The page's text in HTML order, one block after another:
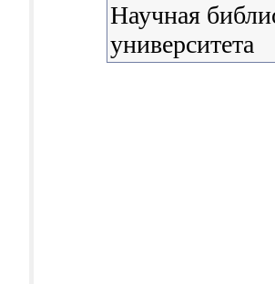
Научная
университета